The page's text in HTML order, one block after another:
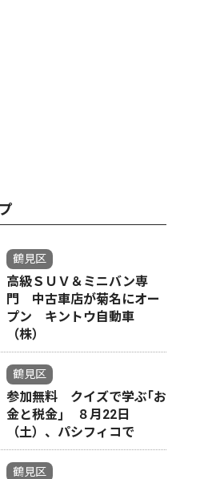
鶴見区
高級ＳＵＶ＆ミニバン専
門 中古車店が菊名にオー
プン キントウ自動車
（株）
鶴見区
参加無料 クイズで学ぶ｢お
金と税金｣ ８月22日
（土）、パシフィコで
鶴見区